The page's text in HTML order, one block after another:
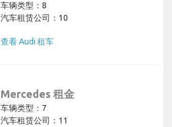
车辆类型：8
汽车租赁公司：10
查看 Audi 租车
Mercedes 租金
车辆类型：7
汽车租赁公司：11